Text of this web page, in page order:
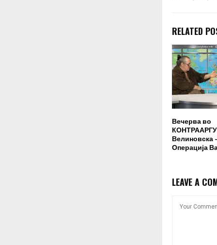
RELATED
Вечерва во
Велиновска
Операција
LEAVE A